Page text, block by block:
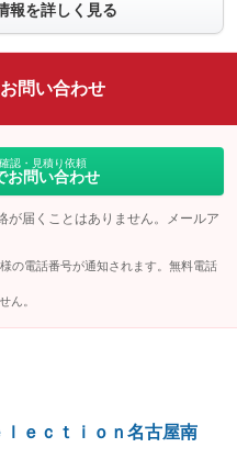
：装備あり
Bluetooth接続
：装備あり
展示・試乗車
：装備なし
ハーフレザーシート
：装備なし
：装備あり
ETC2.0
スマートキー
ランフラットタイヤ
：装備あり
3列シート
：装備なし
：装備なし
：装備なし
報を詳しく見る
問い合わせ
認・見積り依頼
お問い合わせ
が届くことはありません。メールア
の電話番号が通知されます。無料電話
ん。
ｅｃｔｉｏｎ名古屋南